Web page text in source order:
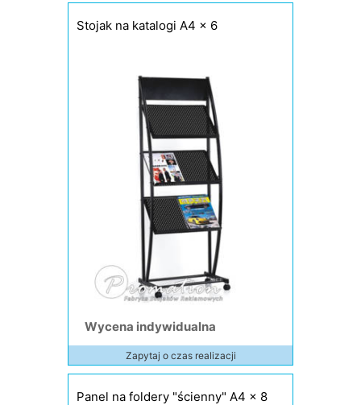
Stojak na katalogi A4 x 6
Wycena indywidualna
Zapytaj o czas realizacji
Panel na foldery "ścienny" A4 x 8